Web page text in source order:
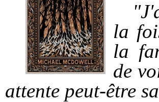
la
la
de
attente peut-être